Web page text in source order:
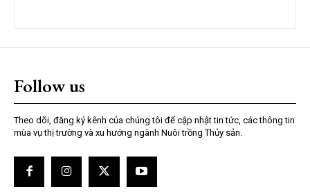
Follow us
Theo dõi, đăng ký kênh của chúng tôi để cập nhật tin tức, các thông tin
mùa vụ thị trường và xu hướng ngành Nuôi trồng Thủy sản.